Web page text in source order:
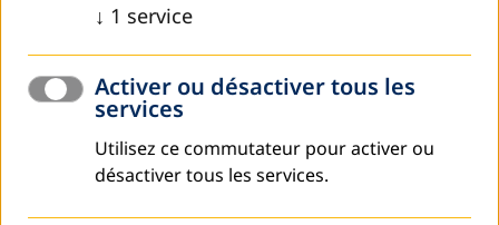
↓ 1 service
Activer ou désactiver tous les
services
Utilisez ce commutateur pour activer ou
désactiver tous les services.